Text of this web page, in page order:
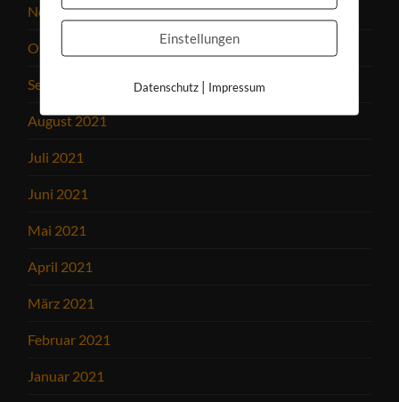
November 2021
Oktober 2021
September 2021
August 2021
Juli 2021
Juni 2021
Mai 2021
April 2021
März 2021
Februar 2021
Januar 2021
Einstellungen
Datenschutz| Impressum